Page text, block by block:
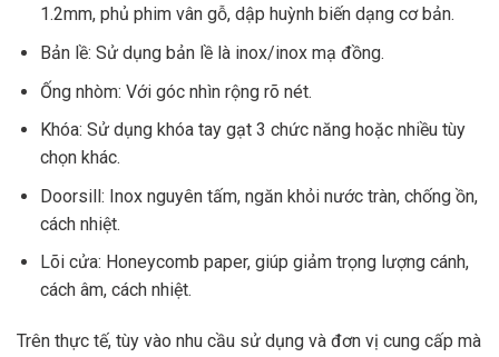
1.2mm, phủ phim vân gỗ, dập huỳnh biến dạng cơ bản.
Bản lề: Sử dụng bản lề là inox/inox mạ đồng.
Ống nhòm: Với góc nhìn rộng rõ nét.
Khóa: Sử dụng khóa tay gạt 3 chức năng hoặc nhiều tùy
chọn khác.
Doorsill: Inox nguyên tấm, ngăn khỏi nước tràn, chống ồn,
cách nhiệt.
Lõi cửa: Honeycomb paper, giúp giảm trọng lượng cánh,
cách âm, cách nhiệt.
Trên thực tế, tùy vào nhu cầu sử dụng và đơn vị cung cấp mà